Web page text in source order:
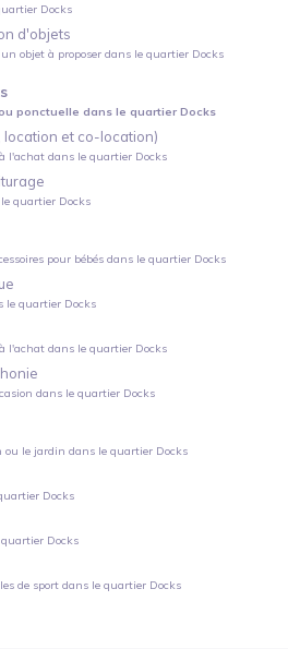
Docks
d'objets
objet à proposer dans le quartier Docks
ponctuelle dans le quartierDocks
location et co-location)
l'achat dans le quartier Docks
quartier Docks
pour bébés dans le quartier Docks
le quartier Docks
l'achat dans le quartier Docks
dans le quartier Docks
ou le jardin dans le quartier Docks
Docks
Docks
de sport dans le quartier Docks